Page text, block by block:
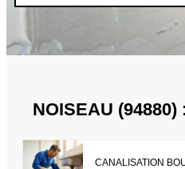
NOISEAU (94880)
CANALISATION